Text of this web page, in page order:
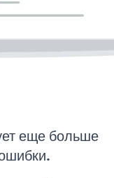
еще больше